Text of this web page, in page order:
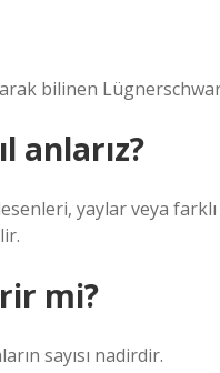
bilinen
anlarız?
yaylar veya
mi?
sayısı nadirdir.